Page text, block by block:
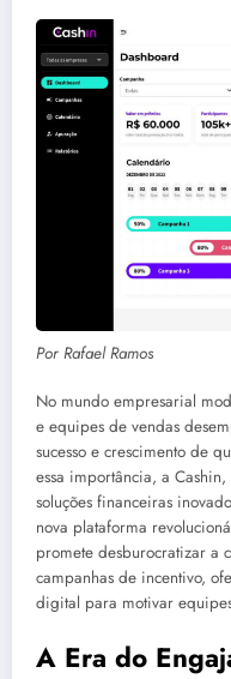
Por Rafael Ramos
No mundo empresarial
e equipes de vendas
sucesso e crescimento de
essa importância, a
soluções financeiras
nova plataforma
promete desburocratizar a
campanhas de incentivo,
digital para motivar
A Era do